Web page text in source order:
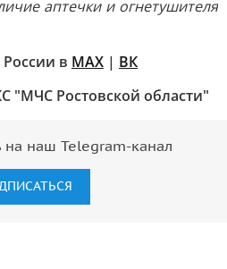
аптечки и огнетушителя
в MAX | ВК
"МЧС Ростовской области"
на наш Telegram-канал